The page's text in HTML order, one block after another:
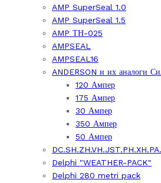
AMP SuperSeal 1.0
AMP SuperSeal 1.5
AMP ТН-025
AMPSEAL
AMPSEAL16
ANDERSON и их аналоги
120 Ампер
175 Ампер
30 Ампер
350 Ампер
50 Ампер
Delphi "WEATHER-PACK"
Delphi 280 metri pack